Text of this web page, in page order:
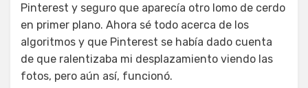
Pinterest y seguro que aparecía otro lomo de cerdo
en primer plano. Ahora sé todo acerca de los
algoritmos y que Pinterest se había dado cuenta
de que ralentizaba mi desplazamiento viendo las
fotos, pero aún así, funcionó.